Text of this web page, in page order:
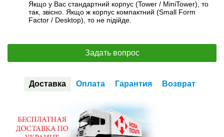
Якщо у Вас стандартний корпус (Tower / MiniTower), то
так, звісно. Якщо ж корпус компактний (Small Form
Factor / Desktop), то не підійде.
Задать вопрос
Доставка Оплата Гарантия Возврат